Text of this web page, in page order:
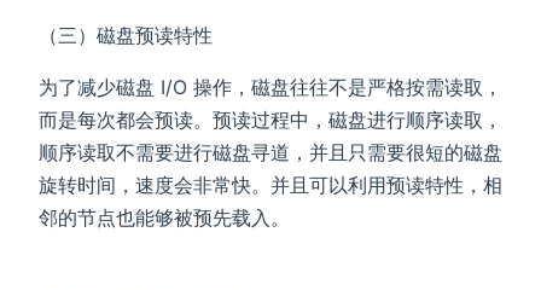
（三）磁盘预读特性
为了减少磁盘 I/O 操作，磁盘往往不是严格按需读取，
而是每次都会预读。预读过程中，磁盘进行顺序读取，
顺序读取不需要进行磁盘寻道，并且只需要很短的磁盘
旋转时间，速度会非常快。并且可以利用预读特性，相
邻的节点也能够被预先载入。